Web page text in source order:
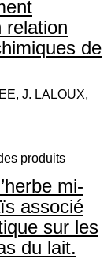
relation
de
J. LALOUX,
produits
mi-
associé
sur les
du lait.